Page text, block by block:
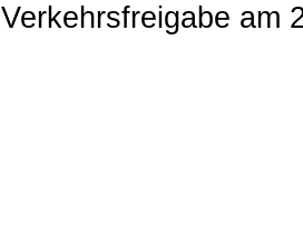
Verkehrsfreigabe am